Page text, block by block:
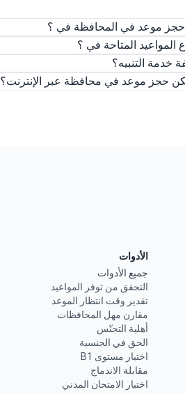
حجز موعد في المحافظة في ؟
المواعيد المتاحة في ؟
خدمة التنبيه؟
حجز موعد في محافظة عبر الإنترنت؟
الأدوات
جميع الأدوات
التحقق من توفر المواعيد
تقدير وقت انتظار الموعد
مقارن مهل المحافظات
أهلية التجنّس
الحق في الجنسية
اختبار مستوى B1
مقابلة الاندماج
اختبار الامتحان المدني